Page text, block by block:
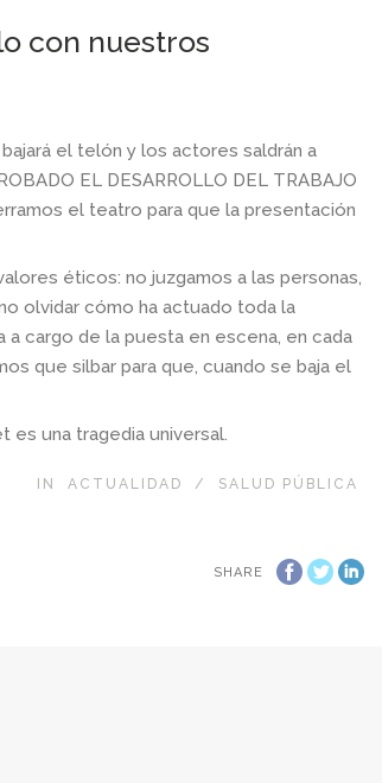
con nuestros
el telón y los actores saldrán a
EL DESARROLLO DEL TRABAJO
el teatro para que la presentación
éticos: no juzgamos a las personas,
olvidar cómo ha actuado toda la
cargo de la puesta en escena, en cada
que silbar para que, cuando se baja el
es una tragedia universal.
IN ACTUALIDAD / SALUD PÚBLICA
SHARE